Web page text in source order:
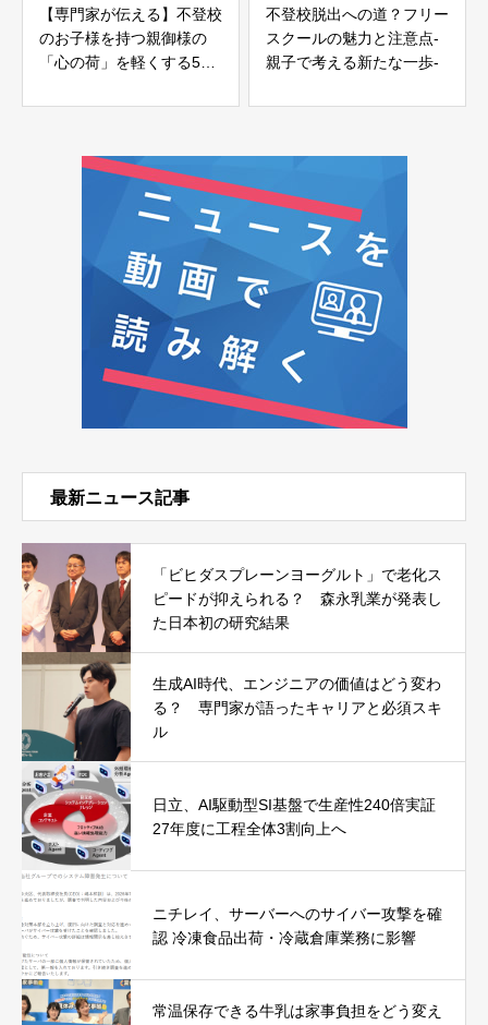
【専門家が伝える】不登校
のお子様を持つ親御様の
「心の荷」を軽くする5つ
不登校脱出への道？フリー
スクールの魅力と注意点-
親子で考える新たな一歩-
最新ニュース記事
「ビヒダスプレーンヨーグルト」で老化ス
ピードが抑えられる？ 森永乳業が発表し
た日本初の研究結果
生成AI時代、エンジニアの価値はどう変わ
る？ 専門家が語ったキャリアと必須スキ
ル
日立、AI駆動型SI基盤で生産性240倍実証
27年度に工程全体3割向上へ
ニチレイ、サーバーへのサイバー攻撃を確
認 冷凍食品出荷・冷蔵倉庫業務に影響
常温保存できる牛乳は家事負担をどう変え